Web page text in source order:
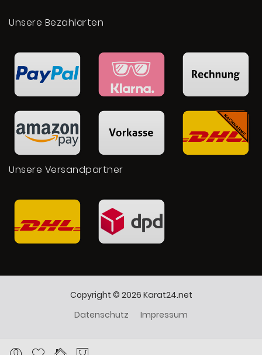
Unsere Bezahlarten
Unsere Versandpartner
Copyright © 2026 Karat24.net
Impressum
Datenschutz